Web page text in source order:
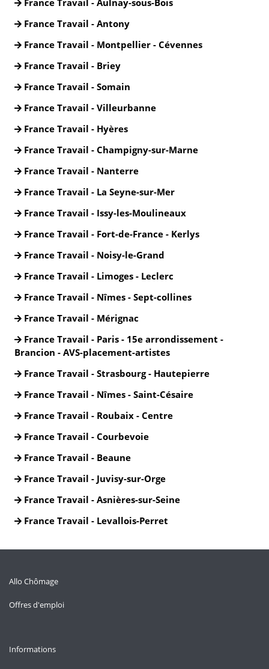
France Travail - Aulnay-sous-Bois
France Travail - Antony
France Travail - Montpellier - Cévennes
France Travail - Briey
France Travail - Somain
France Travail - Villeurbanne
France Travail - Hyères
France Travail - Champigny-sur-Marne
France Travail - Nanterre
France Travail - La Seyne-sur-Mer
France Travail - Issy-les-Moulineaux
France Travail - Fort-de-France - Kerlys
France Travail - Noisy-le-Grand
France Travail - Limoges - Leclerc
France Travail - Nîmes - Sept-collines
France Travail - Mérignac
France Travail - Paris - 15e arrondissement -
Brancion - AVS-placement-artistes
France Travail - Strasbourg - Hautepierre
France Travail - Nîmes - Saint-Césaire
France Travail - Roubaix - Centre
France Travail - Courbevoie
France Travail - Beaune
France Travail - Juvisy-sur-Orge
France Travail - Asnières-sur-Seine
France Travail - Levallois-Perret
Allo Chômage
Offres d'emploi
Informations